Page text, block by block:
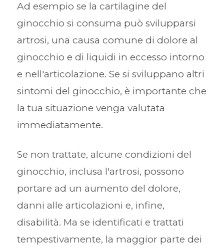
Ad esempio se la cartilagine del
ginocchio si consuma può svilupparsi
artrosi, una causa comune di dolore al
ginocchio e di liquidi in eccesso intorno
e nell'articolazione. Se si sviluppano altri
sintomi del ginocchio, è importante che
la tua situazione venga valutata
immediatamente.
Se non trattate, alcune condizioni del
ginocchio, inclusa l'artrosi, possono
portare ad un aumento del dolore,
danni alle articolazioni e, infine,
disabilità. Ma se identificati e trattati
tempestivamente, la maggior parte dei